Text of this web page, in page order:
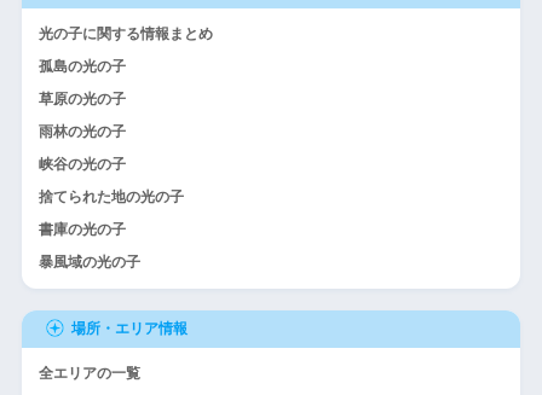
光の子に関する情報まとめ
孤島の光の子
草原の光の子
雨林の光の子
峡谷の光の子
捨てられた地の光の子
書庫の光の子
暴風域の光の子
場所・エリア情報
全エリアの一覧